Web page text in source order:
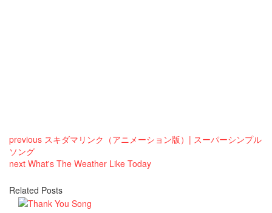
previous スキダマリンク（アニメーション版）| スーパーシンプル
ソング
next What's The Weather Like Today
Related Posts